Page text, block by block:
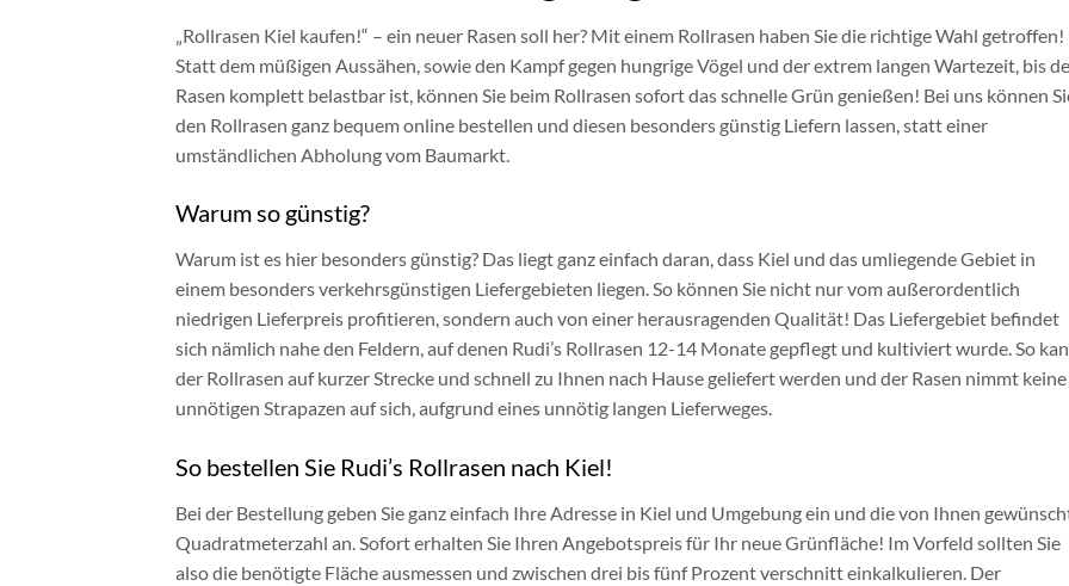
„Rollrasen Kiel kaufen!“ – ein neuer Rasen soll her? Mit einem Rollrasen haben Sie die richtige Wahl getroffen!
Statt dem müßigen Aussähen, sowie den Kampf gegen hungrige Vögel und der extrem langen Wartezeit, bis
Rasen komplett belastbar ist, können Sie beim Rollrasen sofort das schnelle Grün genießen! Bei uns können
den Rollrasen ganz bequem online bestellen und diesen besonders günstig Liefern lassen, statt einer
umständlichen Abholung vom Baumarkt.
Warum so günstig?
Warum ist es hier besonders günstig? Das liegt ganz einfach daran, dass Kiel und das umliegende Gebiet in
einem besonders verkehrsgünstigen Liefergebieten liegen. So können Sie nicht nur vom außerordentlich
niedrigen Lieferpreis profitieren, sondern auch von einer herausragenden Qualität! Das Liefergebiet befindet
sich nämlich nahe den Feldern, auf denen Rudi’s Rollrasen 12-14 Monate gepflegt und kultiviert wurde. So
der Rollrasen auf kurzer Strecke und schnell zu Ihnen nach Hause geliefert werden und der Rasen nimmt keine
unnötigen Strapazen auf sich, aufgrund eines unnötig langen Lieferweges.
So bestellen Sie Rudi’s Rollrasen nach Kiel!
Bei der Bestellung geben Sie ganz einfach Ihre Adresse in Kiel und Umgebung ein und die von Ihnen
Quadratmeterzahl an. Sofort erhalten Sie Ihren Angebotspreis für Ihr neue Grünfläche! Im Vorfeld sollten Sie
also die benötigte Fläche ausmessen und zwischen drei bis fünf Prozent verschnitt einkalkulieren. Der